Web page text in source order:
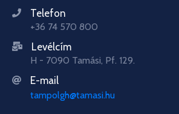
Telefon
+36 74 570 800
Levélcím
H - 7090 Tamási, Pf. 129.
E-mail
tampolgh@tamasi.hu